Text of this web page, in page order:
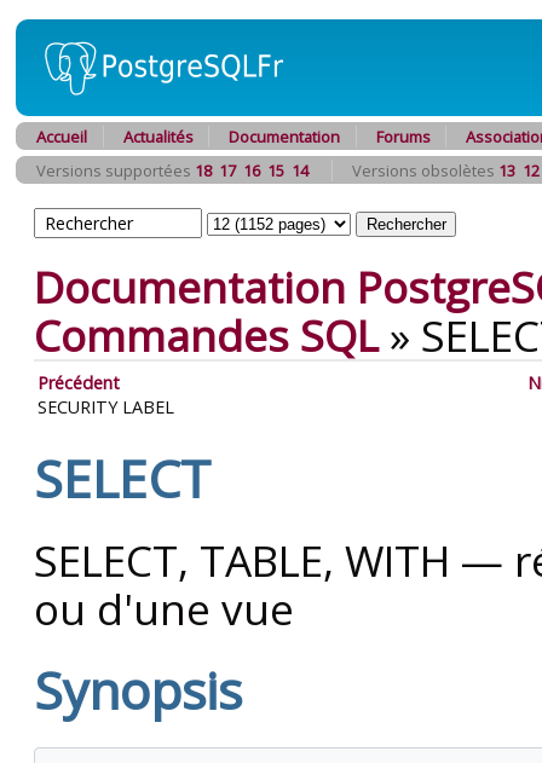
Accueil Actualités Documentation Forums
Versions supportées 18 17 16 15 14 Versions obsolètes 13 12
Documentation
Commandes SQL»
Précédent
SECURITY LABEL
SELECT
SELECT, TABLE, WITH
ou d'une vue
Synopsis